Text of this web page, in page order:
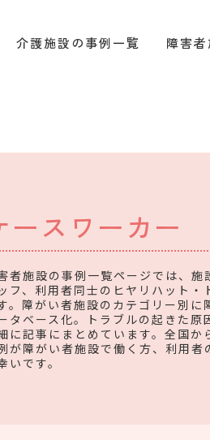
介護施設の事例一覧 障害
ースワーカー
者施設の事例一覧ページでは、施
フ、利用者同士のヒヤリハット・
。障がい者施設のカテゴリー別
タベース化。トラブルの起きた原
に記事にまとめています。全国か
が障がい者施設で働く方、利用
いです。